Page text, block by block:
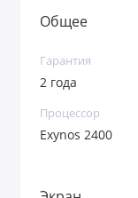
Samsung
ценят
а также
своих файлов.
защитным
Общее
Гарантия
2 года
Процессор
Exynos 2400